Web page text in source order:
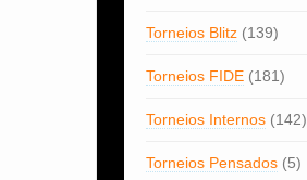
Torneios Blitz(139)
Torneios FIDE(181)
Torneios Internos(142)
Torneios Pensados(5)